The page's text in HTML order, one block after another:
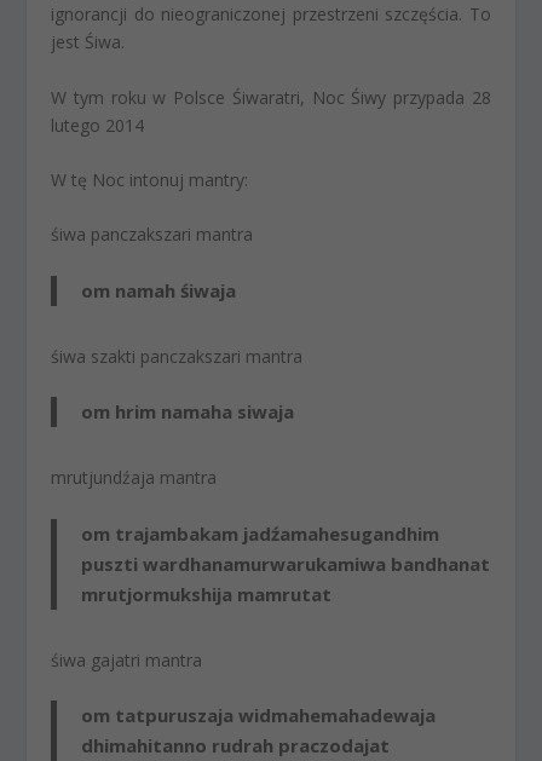
ignorancji do nieograniczonej przestrzeni szczęścia. To
jest Śiwa.
W tym roku w Polsce Śiwaratri, Noc Śiwy przypada 28
lutego 2014
W tę Noc intonuj mantry:
śiwa panczakszari mantra
om namah śiwaja
śiwa szakti panczakszari mantra
om hrim namaha siwaja
mrutjundźaja mantra
om trajambakam jadźamahesugandhim
puszti wardhanamurwarukamiwa bandhanat
mrutjormukshija mamrutat
śiwa gajatri mantra
om tatpuruszaja widmahemahadewaja
dhimahitanno rudrah praczodajat